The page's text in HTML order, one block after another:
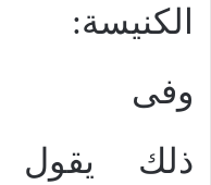
الكنيسة:
وفى
ذلك